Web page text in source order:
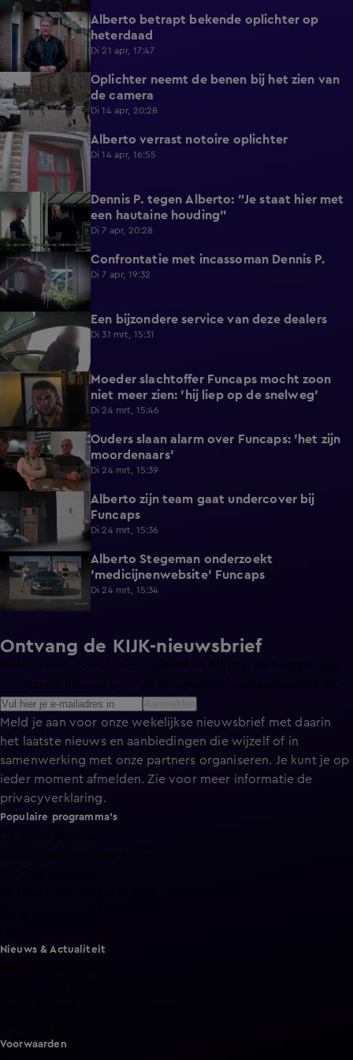
1:08
Alberto betrapt bekende oplichter op
heterdaad
Di 21 apr, 17:47
0:47
Oplichter neemt de benen bij het zien van
de camera
Di 14 apr, 20:28
0:52 Alberto verrast notoire oplichter
Di 14 apr, 16:55
Dennis P. tegen Alberto: "Je staat hier met
een hautaine houding"
Di 7 apr, 20:28
0:37 Confrontatie met incassoman Dennis P.
Di 7 apr, 19:32
0:57 Een bijzondere service van deze dealers
Di 31 mrt, 15:31
0:56
Moeder slachtoffer Funcaps mocht zoon
niet meer zien: 'hij liep op de snelweg'
Di 24 mrt, 15:46
0:29
Ouders slaan alarm over Funcaps: 'het zijn
moordenaars'
Di 24 mrt, 15:39
Alberto zijn team gaat undercover bij
Funcaps
Di 24 mrt, 15:36
0:40
Alberto Stegeman onderzoekt
'medicijnenwebsite' Funcaps
Di 24 mrt, 15:34
Ontvang de KIJK-nieuwsbrief
Meld je aan voor de nieuwsbrief en blijf op de hoogte van
Meld je aan voor onze wekelijkse nieuwsbrief met daarin
het laatste nieuws en aanbiedingen die wijzelf of in
samenwerking met onze partners organiseren. Je kunt je op
ieder moment afmelden. Zie voor meer informatie de
privacyverklaring.
Populaire programma's
Nieuws & Actualiteit
Voorwaarden